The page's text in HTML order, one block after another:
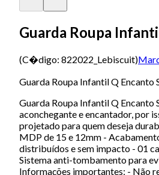
Guarda Roupa
(C�digo: 822022_Lebiscuit)
Guarda Roupa Infantil Q
Guarda Roupa Infantil Q
aconchegante e encantador, por
projetado para quem deseja
MDP de 15 e 12mm -
distribuídos e sem impacto - 01
Sistema anti-tombamento para
Informações importantes: - Não